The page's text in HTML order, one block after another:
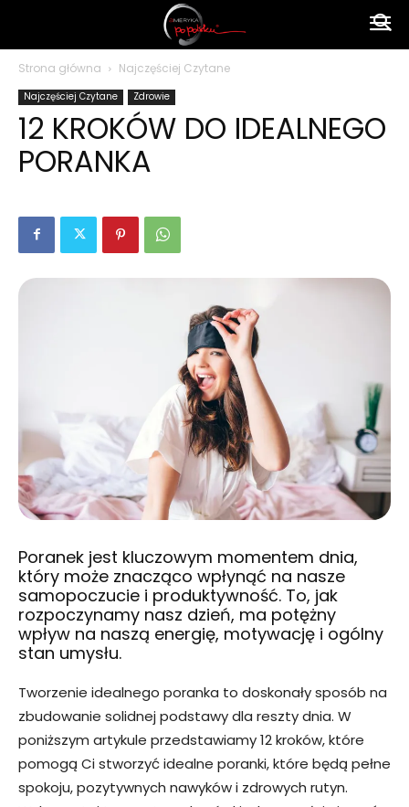
Strona główna Najczęściej Czytane
Najczęściej Czytane Zdrowie
12 KROKÓW DO IDEALNEGO
PORANKA
Poranek jest kluczowym momentem dnia,
który może znacząco wpłynąć na nasze
samopoczucie i produktywność. To, jak
rozpoczynamy nasz dzień, ma potężny
wpływ na naszą energię, motywację i ogólny
stan umysłu.
Tworzenie idealnego poranka to doskonały sposób na
zbudowanie solidnej podstawy dla reszty dnia. W
poniższym artykule przedstawiamy 12 kroków, które
pomogą Ci stworzyć idealne poranki, które będą pełne
spokoju, pozytywnych nawyków i zdrowych rutyn.